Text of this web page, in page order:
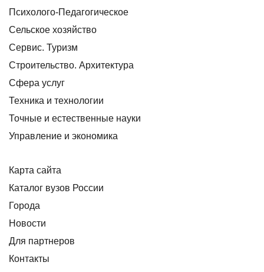
Психолого-Педагогическое
Сельское хозяйство
Сервис. Туризм
Строительство. Архитектура
Сфера услуг
Техника и технологии
Точные и естественные науки
Управление и экономика
Карта сайта
Каталог вузов России
Города
Новости
Для партнеров
Контакты